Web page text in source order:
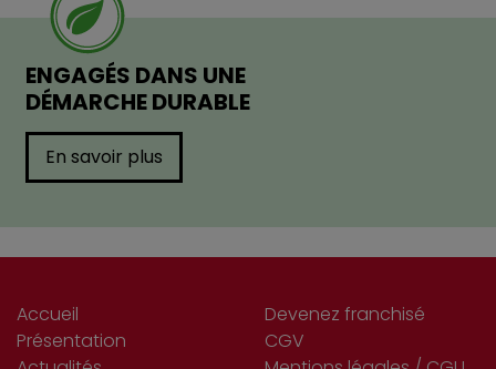
ENGAGÉS DANS UNE
DÉMARCHE DURABLE
En savoir plus
Accueil
Présentation
Devenez franchisé
CGV